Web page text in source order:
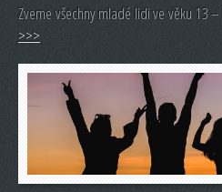
Zveme všechny mladé lidi ve věku 13
>>>